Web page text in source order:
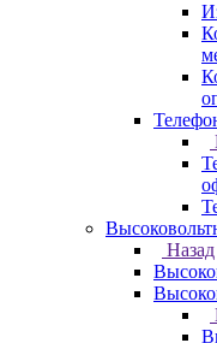
Назад